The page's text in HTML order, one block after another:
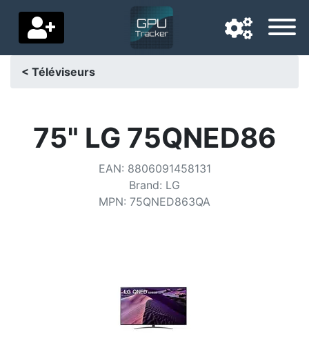
Pays de livraison
< Téléviseurs
75" LG 75QNED86
EAN: 8806091458131
Brand: LG
MPN: 75QNED863QA